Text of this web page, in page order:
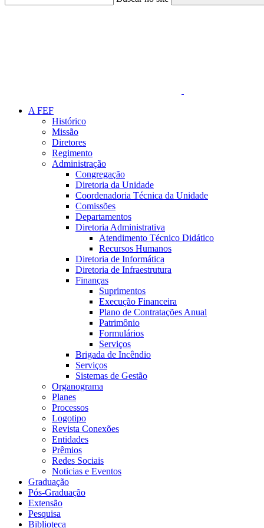
A FEF
Histórico
Missão
Diretores
Regimento
Administração
Congregação
Diretoria da Unidade
Coordenadoria Técnica da Unidade
Comissões
Departamentos
Diretoria Administrativa
Atendimento Técnico Didático
Recursos Humanos
Diretoria de Informática
Diretoria de Infraestrutura
Finanças
Suprimentos
Execução Financeira
Plano de Contratações Anual
Patrimônio
Formulários
Serviços
Brigada de Incêndio
Serviços
Sistemas de Gestão
Organograma
Planes
Processos
Logotipo
Revista Conexões
Entidades
Prêmios
Redes Sociais
Noticias e Eventos
Graduação
Pós-Graduação
Extensão
Pesquisa
Biblioteca